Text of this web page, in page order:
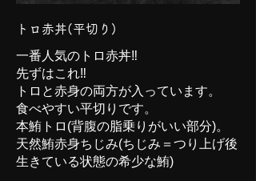
トロ赤丼(平切り)
一番人気のトロ赤丼‼
先ずはこれ‼
トロと赤身の両方が入っています。
食べやすい平切りです。
本鮪トロ(背腹の脂乗りがいい部分)。
天然鮪赤身ちじみ(ちじみ＝つり上げ後
生きている状態の希少な鮪)